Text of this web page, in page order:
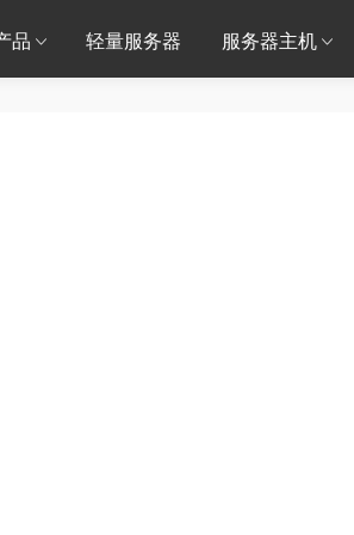
品 轻量服务器 服务器主机